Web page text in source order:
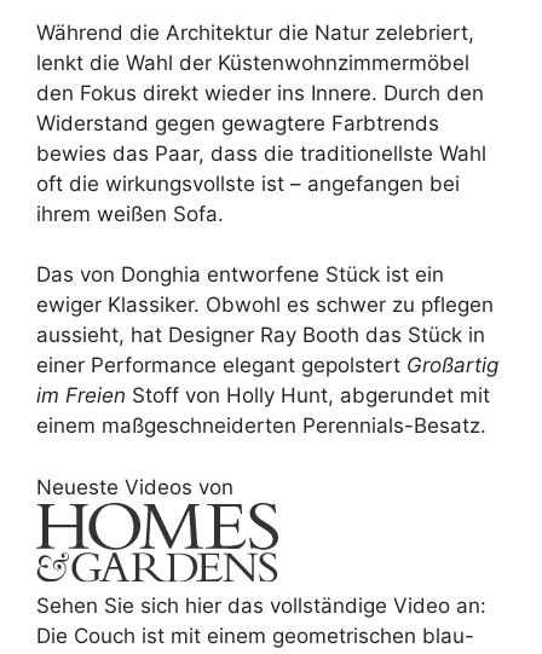
Während die Architektur die Natur zelebriert,
lenkt die Wahl der Küstenwohnzimmermöbel
den Fokus direkt wieder ins Innere. Durch den
Widerstand gegen gewagtere Farbtrends
bewies das Paar, dass die traditionellste Wahl
oft die wirkungsvollste ist – angefangen bei
ihrem weißen Sofa.
Das von Donghia entworfene Stück ist ein
ewiger Klassiker. Obwohl es schwer zu pflegen
aussieht, hat Designer Ray Booth das Stück in
einer Performance elegant gepolstert Großartig
im Freien Stoff von Holly Hunt, abgerundet mit
einem maßgeschneiderten Perennials-Besatz.
Neueste Videos von
Sehen Sie sich hier das vollständige Video an:
Die Couch ist mit einem geometrischen blau-